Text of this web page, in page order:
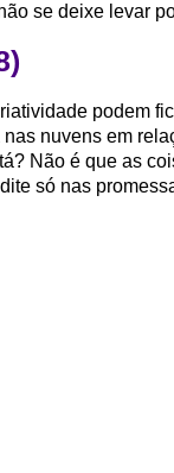
se deixe levar
podem
nuvens em
Não é que as
só nas